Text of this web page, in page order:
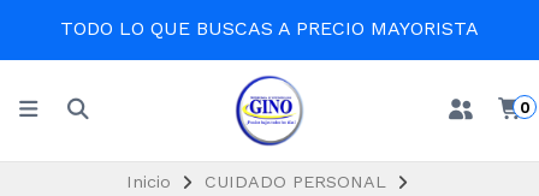
TODO LO QUE BUSCAS A PRECIO MAYORISTA
0
Inicio
CUIDADO PERSONAL